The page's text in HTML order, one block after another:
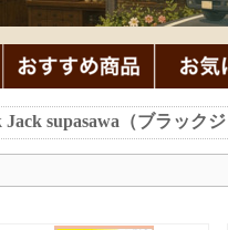
Jack supasawa（ブラック